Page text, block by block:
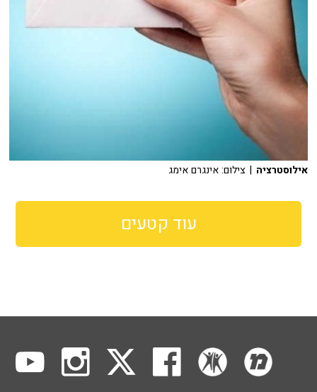
אילוסטרציה | צילום: אינגרם אימג
עוד קטעים